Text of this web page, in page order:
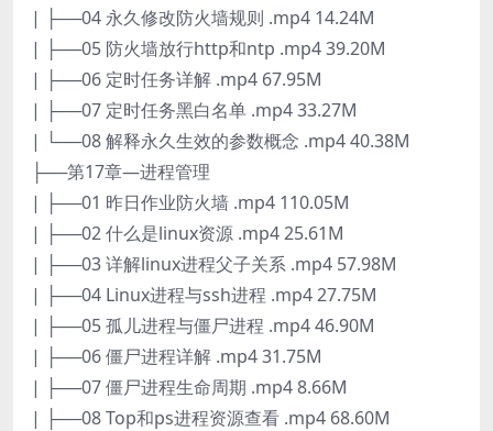
| ├──04 永久修改防火墙规则 .mp4 14.24M
| ├──05 防火墙放行http和ntp .mp4 39.20M
| ├──06 定时任务详解 .mp4 67.95M
| ├──07 定时任务黑白名单 .mp4 33.27M
| └──08 解释永久生效的参数概念 .mp4 40.38M
├──第17章—进程管理
| ├──01 昨日作业防火墙 .mp4 110.05M
| ├──02 什么是linux资源 .mp4 25.61M
| ├──03 详解linux进程父子关系 .mp4 57.98M
| ├──04 Linux进程与ssh进程 .mp4 27.75M
| ├──05 孤儿进程与僵尸进程 .mp4 46.90M
| ├──06 僵尸进程详解 .mp4 31.75M
| ├──07 僵尸进程生命周期 .mp4 8.66M
| ├──08 Top和ps进程资源查看 .mp4 68.60M